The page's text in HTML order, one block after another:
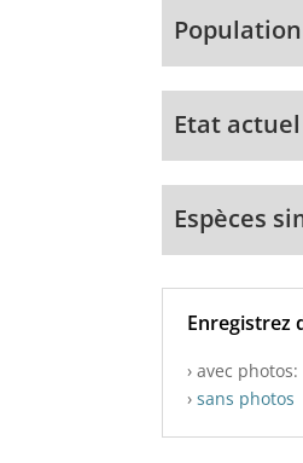
Etat actuel
Espèces
Enregistrez
› avec photos:
›sans photos